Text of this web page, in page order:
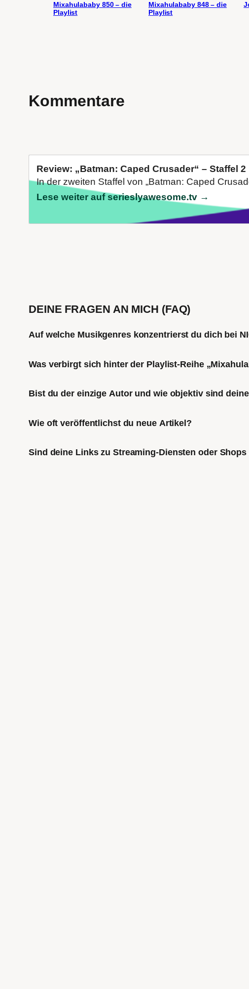
Mixahulababy 850 – die
Playlist
Mixahulababy 848 – die
Playlist
Kommentare
Review: „Batman: Caped Crusader“ – Staffel 2
In der zweiten Staffel von „Batman: Caped
Lese weiter auf serieslyawesome.tv →
DEINE FRAGEN AN MICH (FAQ)
Auf welche Musikgenres konzentrierst du dich bei
Was verbirgt sich hinter der Playlist-Reihe
Bist du der einzige Autor und wie objektiv sind
Wie oft veröffentlichst du neue Artikel?
Sind deine Links zu Streaming-Diensten oder